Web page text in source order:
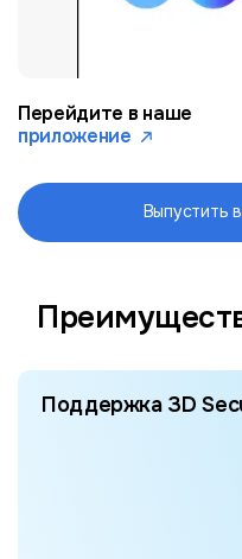
Перейдите в наше
приложение
Выпустить
Поддержка 3D